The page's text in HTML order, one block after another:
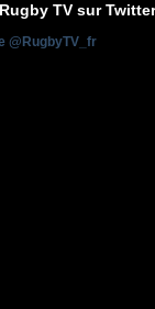
Rugby TV sur Twitter
@RugbyTV_fr